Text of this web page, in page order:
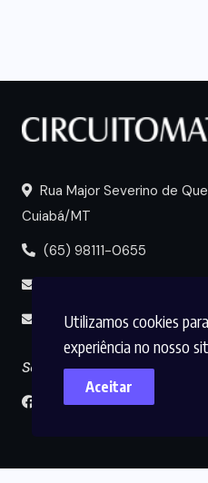
Utilizamos cookies
experiência no nosso
Aceitar
Rua Major Severino de
Cuiabá/MT
(65) 98111-0655
midia@circuitomt.com.br
Seguir